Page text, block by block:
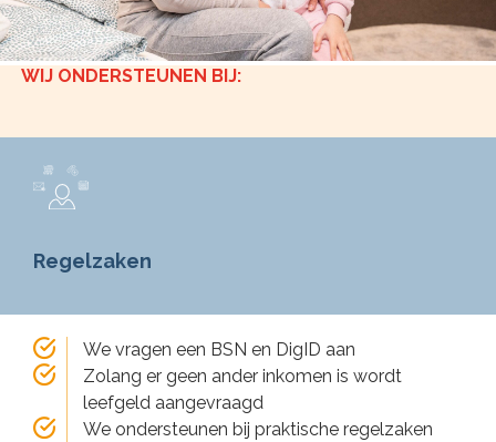
WIJ ONDERSTEUNEN BIJ:
Regelzaken
We vragen een BSN en DigID aan
Zolang er geen ander inkomen is wordt
leefgeld aangevraagd
We ondersteunen bij praktische regelzaken